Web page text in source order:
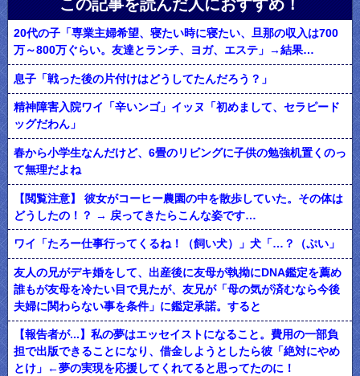
この記事を読んだ人におすすめ！
20代の子「専業主婦希望、寝たい時に寝たい、旦那の収入は700
万～800万ぐらい。友達とランチ、ヨガ、エステ」→結果…
息子「戦った後の片付けはどうしてたんだろう？」
精神障害入院ワイ「辛いンゴ」イッヌ「初めまして、セラピード
ッグだわん」
春から小学生なんだけど、6畳のリビングに子供の勉強机置くのっ
て無理だよね
【閲覧注意】 彼女がコーヒー農園の中を散歩していた。その体は
どうしたの！？ → 戻ってきたらこんな姿です…
ワイ「たろー仕事行ってくるね！（飼い犬）」犬「…？（ぷい」
友人の兄がデキ婚をして、出産後に友母が執拗にDNA鑑定を薦め
誰もが友母を冷たい目で見たが、友兄が「母の気が済むなら今後
夫婦に関わらない事を条件」に鑑定承諾。すると
【報告者が...】私の夢はエッセイストになること。費用の一部負
担で出版できることになり、借金しようとしたら彼「絶対にやめ
とけ」←夢の実現を応援してくれてると思ってたのに！